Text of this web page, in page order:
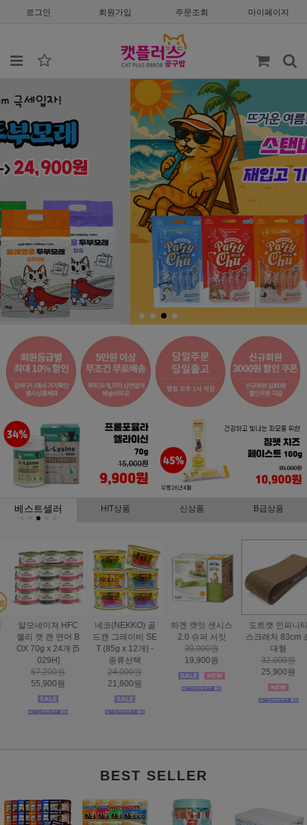
로그인 회원가입 주문조회 마이페이지
베스트셀러 HIT상품 신상품 B급상품
하겐 캣잇 센시스
2.0 슈퍼 서킷
30,000원
19,900원
도트캣 인피니티
스크래처 83cm 초
대형
32,000원
25,900원
스마트하트 골드
나인케어 캣 피부&
피모 6kg
60,000원
49,000원
도트캣 스크래처
집콕 TV
16,000원
12,900원
BEST SELLER